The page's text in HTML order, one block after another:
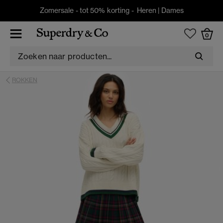
Zomersale - tot 50% korting - Heren | Dames
0
ROKKEN